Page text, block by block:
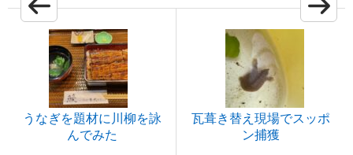
うなぎを題材に川柳を詠
んでみた
瓦葺き替え現場でスッポ
ン捕獲